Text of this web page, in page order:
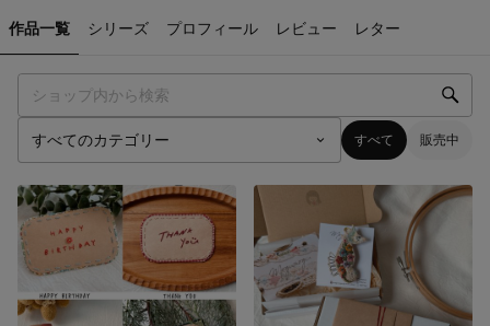
作品一覧 シリーズ プロフィール レビュー レター
すべて 販売中